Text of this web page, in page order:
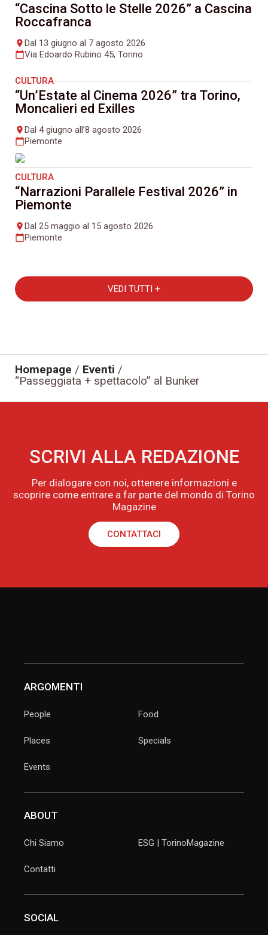
“Cascina Sotto le Stelle 2026” a Cascina
Roccafranca
placeDal 13 giugno al 7 agosto 2026
calendar_todayVia Edoardo Rubino 45, Torino
CULTURA
“Un’Estate al Cinema 2026” tra Torino,
Moncalieri ed Exilles
placeDal 4 giugno all’8 agosto 2026
calendar_todayPiemonte
CULTURA
“Narrazioni Parallele Festival 2026” in
Piemonte
placeDal 25 maggio al 15 agosto 2026
calendar_todayPiemonte
VEDI TUTTI +
Homepage / Eventi /
“Passeggiata + spettacolo” al Bunker
SCRIVI ALLA REDAZIONE
Per dialogare con noi, ottenere informazioni e
scoprire come entrare a far parte del mondo di Torino
Magazine
CONTATTACI
ARGOMENTI
People
Places
Events
Food
Specials
ABOUT
Chi Siamo
Contatti
ESG | TorinoMagazine
SOCIAL